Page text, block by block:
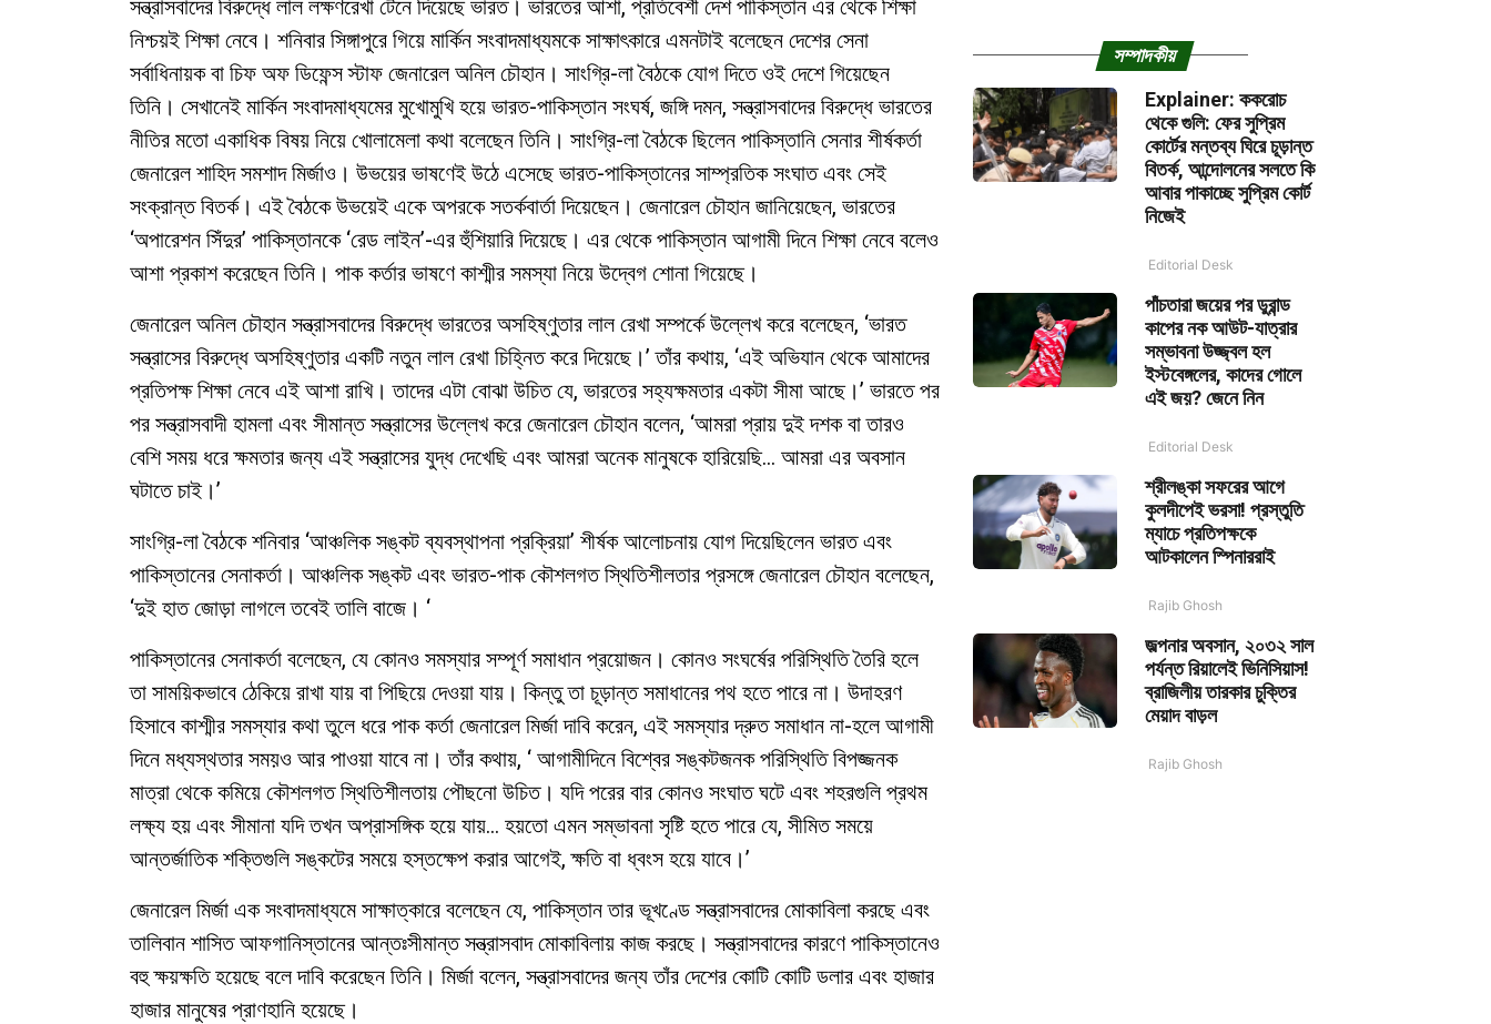
সন্ত্রাসবাদের বিরুদ্ধে লাল লক্ষণরেখা টেনে দিয়েছে ভারত। ভারতের আশা, প্রতিবেশী দেশ পাকিস্তান এর থেকে শিক্ষা
নিশ্চয়ই শিক্ষা নেবে। শনিবার সিঙ্গাপুরে গিয়ে মার্কিন সংবাদমাধ্যমকে সাক্ষাৎকারে এমনটাই বলেছেন দেশের সেনা
সর্বাধিনায়ক বা চিফ অফ ডিফেন্স স্টাফ জেনারেল অনিল চৌহান। সাংগ্রি-লা বৈঠকে যোগ দিতে ওই দেশে গিয়েছেন
তিনি। সেখানেই মার্কিন সংবাদমাধ্যমের মুখোমুখি হয়ে ভারত-পাকিস্তান সংঘর্ষ, জঙ্গি দমন, সন্ত্রাসবাদের বিরুদ্ধে ভারতের
নীতির মতো একাধিক বিষয় নিয়ে খোলামেলা কথা বলেছেন তিনি। সাংগ্রি-লা বৈঠকে ছিলেন পাকিস্তানি সেনার শীর্ষকর্তা
জেনারেল শাহিদ সমশাদ মির্জাও। উভয়ের ভাষণেই উঠে এসেছে ভারত-পাকিস্তানের সাম্প্রতিক সংঘাত এবং সেই
সংক্রান্ত বিতর্ক। এই বৈঠকে উভয়েই একে অপরকে সতর্কবার্তা দিয়েছেন। জেনারেল চৌহান জানিয়েছেন, ভারতের
‘অপারেশন সিঁদুর’ পাকিস্তানকে ‘রেড লাইন’-এর হুঁশিয়ারি দিয়েছে। এর থেকে পাকিস্তান আগামী দিনে শিক্ষা নেবে বলেও
আশা প্রকাশ করেছেন তিনি। পাক কর্তার ভাষণে কাশ্মীর সমস্যা নিয়ে উদ্বেগ শোনা গিয়েছে।
জেনারেল অনিল চৌহান সন্ত্রাসবাদের বিরুদ্ধে ভারতের অসহিষ্ণুতার লাল রেখা সম্পর্কে উল্লেখ করে বলেছেন, ‘ভারত
সন্ত্রাসের বিরুদ্ধে অসহিষ্ণুতার একটি নতুন লাল রেখা চিহ্নিত করে দিয়েছে।’ তাঁর কথায়, ‘এই অভিযান থেকে আমাদের
প্রতিপক্ষ শিক্ষা নেবে এই আশা রাখি। তাদের এটা বোঝা উচিত যে, ভারতের সহ্যক্ষমতার একটা সীমা আছে।’ ভারতে পর
পর সন্ত্রাসবাদী হামলা এবং সীমান্ত সন্ত্রাসের উল্লেখ করে জেনারেল চৌহান বলেন, ‘আমরা প্রায় দুই দশক বা তারও
বেশি সময় ধরে ক্ষমতার জন্য এই সন্ত্রাসের যুদ্ধ দেখেছি এবং আমরা অনেক মানুষকে হারিয়েছি… আমরা এর অবসান
ঘটাতে চাই।’
সাংগ্রি-লা বৈঠকে শনিবার ‘আঞ্চলিক সঙ্কট ব্যবস্থাপনা প্রক্রিয়া’ শীর্ষক আলোচনায় যোগ দিয়েছিলেন ভারত এবং
পাকিস্তানের সেনাকর্তা। আঞ্চলিক সঙ্কট এবং ভারত-পাক কৌশলগত স্থিতিশীলতার প্রসঙ্গে জেনারেল চৌহান বলেছেন,
‘দুই হাত জোড়া লাগলে তবেই তালি বাজে। ‘
পাকিস্তানের সেনাকর্তা বলেছেন, যে কোনও সমস্যার সম্পূর্ণ সমাধান প্রয়োজন। কোনও সংঘর্ষের পরিস্থিতি তৈরি হলে
তা সাময়িকভাবে ঠেকিয়ে রাখা যায় বা পিছিয়ে দেওয়া যায়। কিন্তু তা চূড়ান্ত সমাধানের পথ হতে পারে না। উদাহরণ
হিসাবে কাশ্মীর সমস্যার কথা তুলে ধরে পাক কর্তা জেনারেল মির্জা দাবি করেন, এই সমস্যার দ্রুত সমাধান না-হলে আগামী
দিনে মধ্যস্থতার সময়ও আর পাওয়া যাবে না। তাঁর কথায়, ‘ আগামীদিনে বিশ্বের সঙ্কটজনক পরিস্থিতি বিপজ্জনক
মাত্রা থেকে কমিয়ে কৌশলগত স্থিতিশীলতায় পৌছনো উচিত। যদি পরের বার কোনও সংঘাত ঘটে এবং শহরগুলি প্রথম
লক্ষ্য হয় এবং সীমানা যদি তখন অপ্রাসঙ্গিক হয়ে যায়… হয়তো এমন সম্ভাবনা সৃষ্টি হতে পারে যে, সীমিত সময়ে
আন্তর্জাতিক শক্তিগুলি সঙ্কটের সময়ে হস্তক্ষেপ করার আগেই, ক্ষতি বা ধ্বংস হয়ে যাবে।’
জেনারেল মির্জা এক সংবাদমাধ্যমে সাক্ষাত্কারে বলেছেন যে, পাকিস্তান তার ভূখণ্ডে সন্ত্রাসবাদের মোকাবিলা করছে এবং
তালিবান শাসিত আফগানিস্তানের আন্তঃসীমান্ত সন্ত্রাসবাদ মোকাবিলায় কাজ করছে। সন্ত্রাসবাদের কারণে পাকিস্তানেও
বহু ক্ষয়ক্ষতি হয়েছে বলে দাবি করেছেন তিনি। মির্জা বলেন, সন্ত্রাসবাদের জন্য তাঁর দেশের কোটি কোটি ডলার এবং হাজার
হাজার মানুষের প্রাণহানি হয়েছে।
সম্পাদকীয়
Explainer: ককরোচ
থেকে গুলি: ফের সুপ্রিম
কোর্টের মন্তব্য ঘিরে চূড়ান্ত
বিতর্ক, আন্দোলনের সলতে কি
আবার পাকাচ্ছে সুপ্রিম কোর্ট
নিজেই
Editorial Desk
পাঁচতারা জয়ের পর ডুরান্ড
কাপের নক আউট-যাত্রার
সম্ভাবনা উজ্জ্বল হল
ইস্টবেঙ্গলের, কাদের গোলে
এই জয়? জেনে নিন
Editorial Desk
শ্রীলঙ্কা সফরের আগে
কুলদীপেই ভরসা! প্রস্তুতি
ম্যাচে প্রতিপক্ষকে
আটকালেন স্পিনাররাই
Rajib Ghosh
জল্পনার অবসান, ২০৩২ সাল
পর্যন্ত রিয়ালেই ভিনিসিয়াস!
ব্রাজিলীয় তারকার চুক্তির
মেয়াদ বাড়ল
Rajib Ghosh